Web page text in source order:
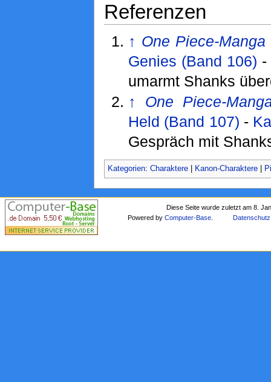
Referenzen
↑ One Piece-Manga
Genies (Band 106)
umarmt Shanks
↑
One Piece-
Held (Band 107) -
Gespräch mit
Kategorien: Charaktere| Kanon-Charaktere|
Diese Seite wurde zuletzt am 8.
Powered byComputer-Base Datenschutz